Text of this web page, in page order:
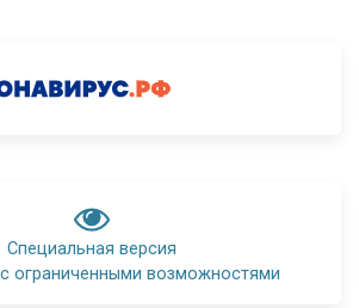
Специальная версия
ограниченными возможностями